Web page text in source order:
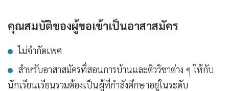
คุณสมบัติของผู้ขอเข้าเป็นอาสาสมัคร
ไม่จำกัดเพศ
สำหรับอาสาสมัครที่สอนการบ้านและติววิชาต่าง ๆ ให้กับ
นักเรียนเรียนรวมต้องเป็นผู้ที่กำลังศึกษาอยู่ในระดับ